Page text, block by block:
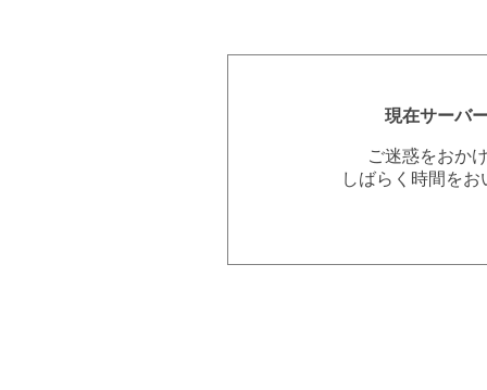
現在サーバ
ご迷惑をおか
しばらく時間を